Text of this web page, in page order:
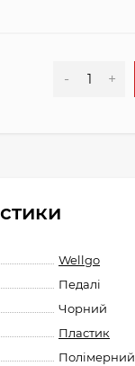
- +
Wellgo
Педалі
Чорний
Пластик
Полімерний